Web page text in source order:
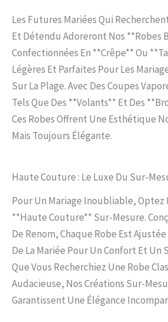
Les Futures Mariées Qui
Et Détendu Adoreront Nos **robes
Confectionnées En **crêpe** Ou
Légères Et Parfaites Pour Les
Sur La Plage. Avec Des Coupes
Tels Que Des **volants** Et Des
Ces Robes Offrent Une Esthétique
Mais Toujours Élégante.
Haute Couture : Le Luxe Du Sur-
Pour Un Mariage Inoubliable, Optez
**haute Couture** Sur-Mesure.
De Renom, Chaque Robe Est
De La Mariée Pour Un Confort Et Un
Que Vous Recherchiez Une Robe
Audacieuse, Nos Créations Sur-
Garantissent Une Élégance